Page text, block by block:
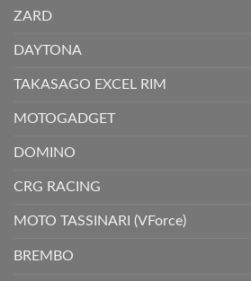
ZARD
DAYTONA
TAKASAGO EXCEL RIM
MOTOGADGET
DOMINO
CRG RACING
MOTO TASSINARI (VForce)
BREMBO